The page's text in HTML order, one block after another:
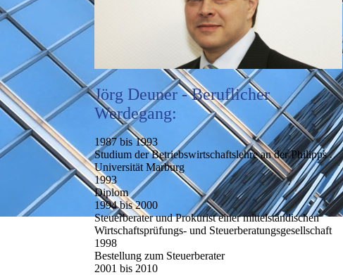
Jörg Deuner - Beruflicher
Werdegang:
1987 bis 1993
Studium der Betriebswirtschaftslehre an der Philipps
Universität Marburg
1993
Diplom
1994 bis 2000
Steuerberater und Prokurist einer mittelständischen
Wirtschaftsprüfungs- und Steuerberatungsgesellschaft
1998
Bestellung zum Steuerberater
2001 bis 2010